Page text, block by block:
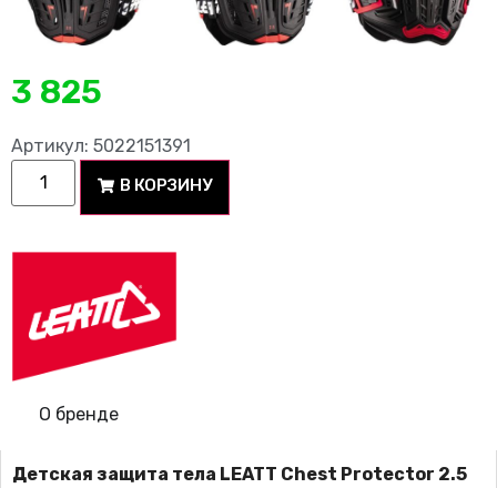
Детская защита тела LEATT Chest Protector 2.5
3 825
Артикул: 5022151391
В КОРЗИНУ
О бренде